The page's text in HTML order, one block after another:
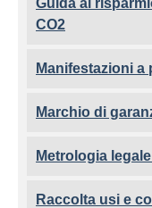
Guida al
CO2
Manifestazioni a
Marchio di
Metrologia
Raccolta usi e